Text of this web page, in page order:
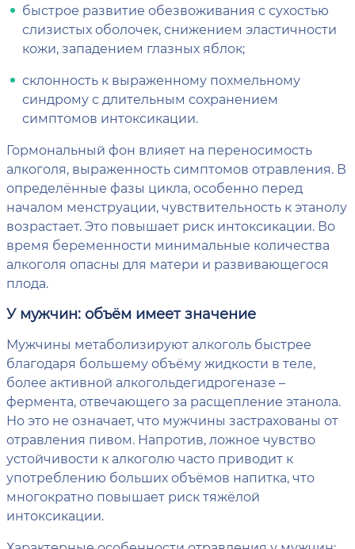
быстрое развитие обезвоживания с сухостью
слизистых оболочек, снижением эластичности
кожи, западением глазных яблок;
склонность к выраженному похмельному
синдрому с длительным сохранением
симптомов интоксикации.
Гормональный фон влияет на переносимость
алкоголя, выраженность симптомов отравления. В
определённые фазы цикла, особенно перед
началом менструации, чувствительность к этанолу
возрастает. Это повышает риск интоксикации. Во
время беременности минимальные количества
алкоголя опасны для матери и развивающегося
плода.
У мужчин: объём имеет значение
Мужчины метаболизируют алкоголь быстрее
благодаря большему объёму жидкости в теле,
более активной алкогольдегидрогеназе –
фермента, отвечающего за расщепление этанола.
Но это не означает, что мужчины застрахованы от
отравления пивом. Напротив, ложное чувство
устойчивости к алкоголю часто приводит к
употреблению больших объёмов напитка, что
многократно повышает риск тяжёлой
интоксикации.